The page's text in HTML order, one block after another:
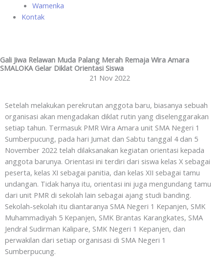
Wamenka
Kontak
Gali Jiwa Relawan Muda Palang Merah Remaja Wira Amara
SMALOKA Gelar Diklat Orientasi Siswa
21 Nov 2022
Setelah melakukan perekrutan anggota baru, biasanya sebuah
organisasi akan mengadakan diklat rutin yang diselenggarakan
setiap tahun. Termasuk PMR Wira Amara unit SMA Negeri 1
Sumberpucung, pada hari Jumat dan Sabtu tanggal 4 dan 5
November 2022 telah dilaksanakan kegiatan orientasi kepada
anggota barunya. Orientasi ini terdiri dari siswa kelas X sebagai
peserta, kelas XI sebagai panitia, dan kelas XII sebagai tamu
undangan. Tidak hanya itu, orientasi ini juga mengundang tamu
dari unit PMR di sekolah lain sebagai ajang studi banding.
Sekolah-sekolah itu diantaranya SMA Negeri 1 Kepanjen, SMK
Muhammadiyah 5 Kepanjen, SMK Brantas Karangkates, SMA
Jendral Sudirman Kalipare, SMK Negeri 1 Kepanjen, dan
perwakilan dari setiap organisasi di SMA Negeri 1
Sumberpucung.